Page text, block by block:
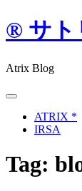
Skip
to
® サト
Atrix Blog
ATRIX *
IRSA
Tag: